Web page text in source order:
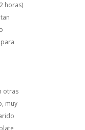
horas)
otras
muy